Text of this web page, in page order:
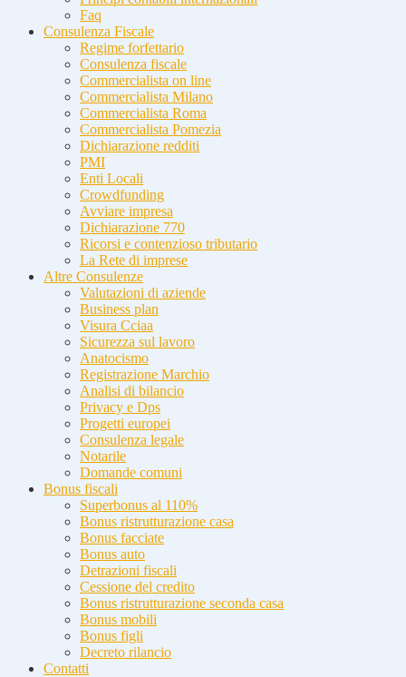
Faq
Consulenza Fiscale
Regime forfettario
Consulenza fiscale
Commercialista on line
Commercialista Milano
Commercialista Roma
Commercialista Pomezia
Dichiarazione redditi
PMI
Enti Locali
Crowdfunding
Avviare impresa
Dichiarazione 770
Ricorsi e contenzioso tributario
La Rete di imprese
Altre Consulenze
Valutazioni di aziende
Business plan
Visura Cciaa
Sicurezza sul lavoro
Anatocismo
Registrazione Marchio
Analisi di bilancio
Privacy e Dps
Progetti europei
Consulenza legale
Notarile
Domande comuni
Bonus fiscali
Superbonus al 110%
Bonus ristrutturazione casa
Bonus facciate
Bonus auto
Detrazioni fiscali
Cessione del credito
Bonus ristrutturazione seconda casa
Bonus mobili
Bonus figli
Decreto rilancio
Contatti